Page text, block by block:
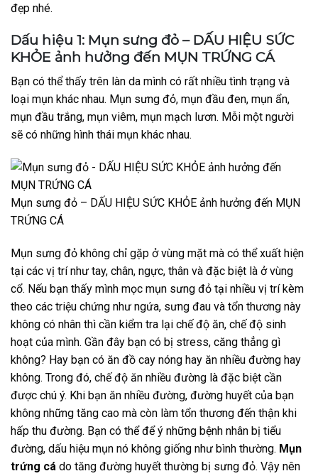
đẹp nhé.
Dấu hiệu 1: Mụn sưng đỏ – DẤU HIỆU SỨC
KHỎE ảnh hưởng đến MỤN TRỨNG CÁ
Bạn có thể thấy trên làn da mình có rất nhiều tình trạng và
loại mụn khác nhau. Mụn sưng đỏ, mụn đầu đen, mụn ẩn,
mụn đầu trắng, mụn viêm, mụn mạch lươn. Mỗi một người
sẽ có những hình thái mụn khác nhau.
Mụn sưng đỏ – DẤU HIỆU SỨC KHỎE ảnh hưởng đến MỤN
TRỨNG CÁ
Mụn sưng đỏ không chỉ gặp ở vùng mặt mà có thể xuất hiện
tại các vị trí như tay, chân, ngực, thân và đặc biệt là ở vùng
cổ. Nếu bạn thấy mình mọc mụn sưng đỏ tại nhiều vị trí kèm
theo các triệu chứng như ngứa, sưng đau và tổn thương này
không có nhân thì cần kiểm tra lại chế độ ăn, chế độ sinh
hoạt của mình. Gần đây bạn có bị stress, căng thẳng gì
không? Hay bạn có ăn đồ cay nóng hay ăn nhiều đường hay
không. Trong đó, chế độ ăn nhiều đường là đặc biệt cần
được chú ý. Khi bạn ăn nhiều đường, đường huyết của bạn
không những tăng cao mà còn làm tổn thương đến thận khi
hấp thu đường. Bạn có thể để ý những bệnh nhân bị tiểu
đường, dấu hiệu mụn nó không giống như bình thường. Mụn
trứng cá do tăng đường huyết thường bị sưng đỏ. Vậy nên